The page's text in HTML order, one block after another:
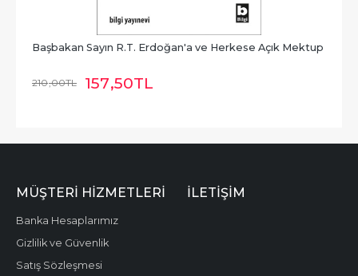
Başbakan Sayın R.T. Erdoğan'a ve Herkese Açık Mektup
210,00TL 157,50TL
MÜŞTERI HIZMETLERI
Banka Hesaplarımız
Gizlilik ve Güvenlik
Satış Sözleşmesi
İLETIŞIM